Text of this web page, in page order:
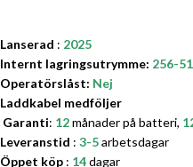
Lanserad : 2025
Internt lagringsutrymme: 256-
Operatörslåst: Nej
Laddkabel medföljer
Garanti: 12månader på batteri,
Leveranstid : 3-5arbetsdagar
Öppet köp : 14dagar